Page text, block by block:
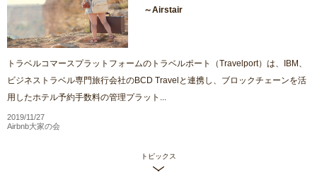
～Airstair
トラベルコマースプラットフォームのトラベルポート（Travelport）は、IBM、
ビジネストラベル専門旅行会社のBCD Travelと連携し、ブロックチェーンを活
用したホテル予約手数料の管理プラット...
2019/11/27
Airbnb大家の会
トピックス